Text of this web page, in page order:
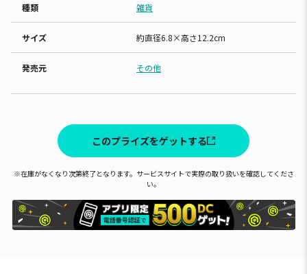
種類 雑貨
サイズ 約直径6.8×高さ12.2cm
発売元 その他
このプライズをゲットする
※在庫がなくなり次第終了となります。サービスサイトで実際の取り扱いを確認してくださ
い。